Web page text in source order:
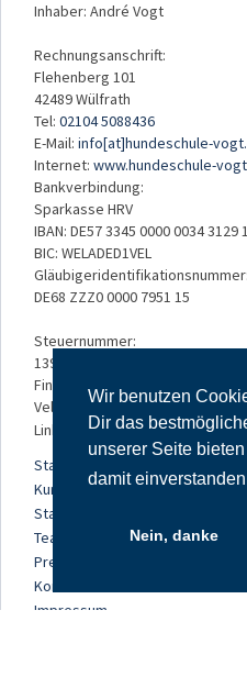
Wir benutzen
Dir das
unserer Seite
damit
Nein, danke
Inhaber: André Vogt
Rechnungsanschrift:
Flehenberg 101
42489 Wülfrath
Tel: 02104 5088436
E-Mail: info[at]hundeschule-
Internet: www.hundeschule-
Bankverbindung:
Sparkasse HRV
IBAN: DE57 3345 0000 0034 3129
BIC: WELADED1VEL
Gläubigeridentifikationsnummer:
DE68 ZZZ0 0000 7951 15
Steuernummer:
139/5234/3050
Finanzamt:
Velbert
Links:
Startseite
Kursangebot
Standorte
Team
Preise
Kontakt
Impressum